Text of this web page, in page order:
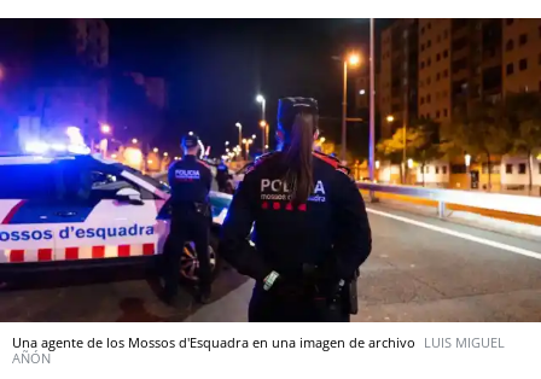
Una agente de los Mossos d'Esquadra en una imagen de archivo LUIS MIGUEL
AÑÓN